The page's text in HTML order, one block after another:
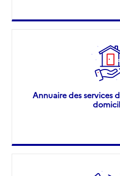
Annuaire des services